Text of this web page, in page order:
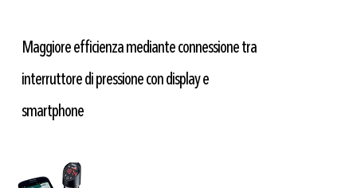
Maggiore efficienza mediante connessione tra
interruttore di pressione con display e
smartphone